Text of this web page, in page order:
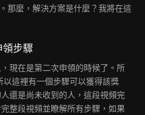
那麼，解決方案是什麼？我將在這
領步驟
現在是第二次申領的時候了。所
這裡有一個步驟可以獲得該獎
還是尚未收到的人，這段視頻完
整段視頻並瞭解所有步驟，如果